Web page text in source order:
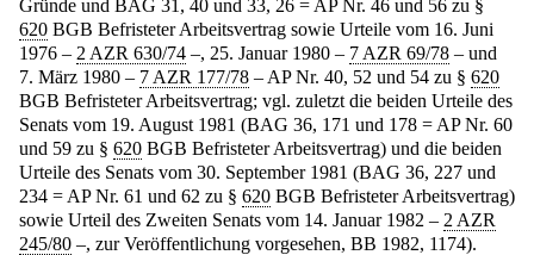
Gründe und BAG 31, 40 und 33, 26 = AP Nr. 46 und 56 zu §
620 BGB Befristeter Arbeitsvertrag sowie Urteile vom 16. Juni
1976 – 2 AZR 630/74 –, 25. Januar 1980 – 7 AZR 69/78 – und
7. März 1980 – 7 AZR 177/78 – AP Nr. 40, 52 und 54 zu § 620
BGB Befristeter Arbeitsvertrag; vgl. zuletzt die beiden Urteile des
Senats vom 19. August 1981 (BAG 36, 171 und 178 = AP Nr. 60
und 59 zu § 620 BGB Befristeter Arbeitsvertrag) und die beiden
Urteile des Senats vom 30. September 1981 (BAG 36, 227 und
234 = AP Nr. 61 und 62 zu § 620 BGB Befristeter Arbeitsvertrag)
sowie Urteil des Zweiten Senats vom 14. Januar 1982 – 2 AZR
245/80 –, zur Veröffentlichung vorgesehen, BB 1982, 1174).